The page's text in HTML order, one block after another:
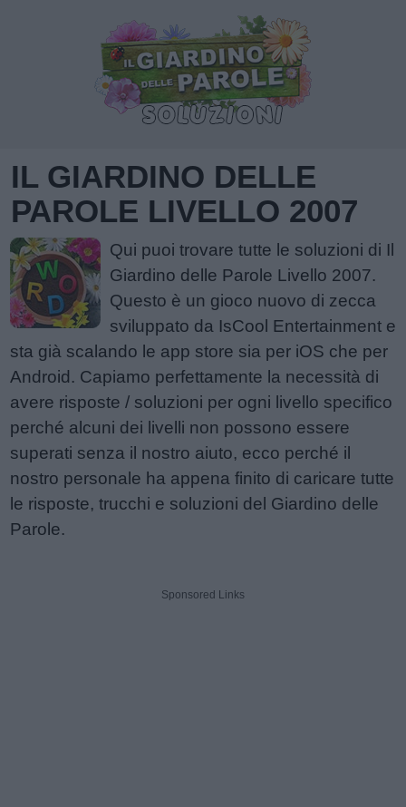
IL GIARDINO DELLE
PAROLE LIVELLO 2007
Qui puoi trovare tutte le soluzioni di Il
Giardino delle Parole Livello 2007.
Questo è un gioco nuovo di zecca
sviluppato da IsCool Entertainment e
sta già scalando le app store sia per iOS che per
Android. Capiamo perfettamente la necessità di
avere risposte / soluzioni per ogni livello specifico
perché alcuni dei livelli non possono essere
superati senza il nostro aiuto, ecco perché il
nostro personale ha appena finito di caricare tutte
le risposte, trucchi e soluzioni del Giardino delle
Parole.
Sponsored Links